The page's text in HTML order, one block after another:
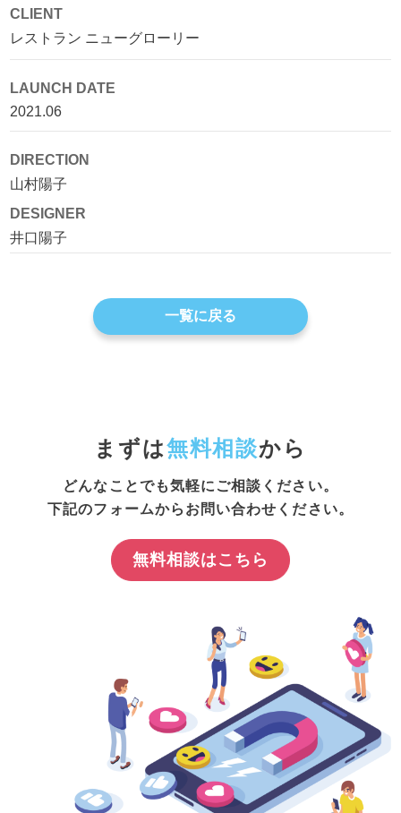
CLIENT
レストラン ニューグローリー
LAUNCH DATE
2021.06
DIRECTION
山村陽子
DESIGNER
井口陽子
一覧に戻る
まずは無料相談から
どんなことでも気軽にご相談ください。
下記のフォームからお問い合わせください。
無料相談はこちら